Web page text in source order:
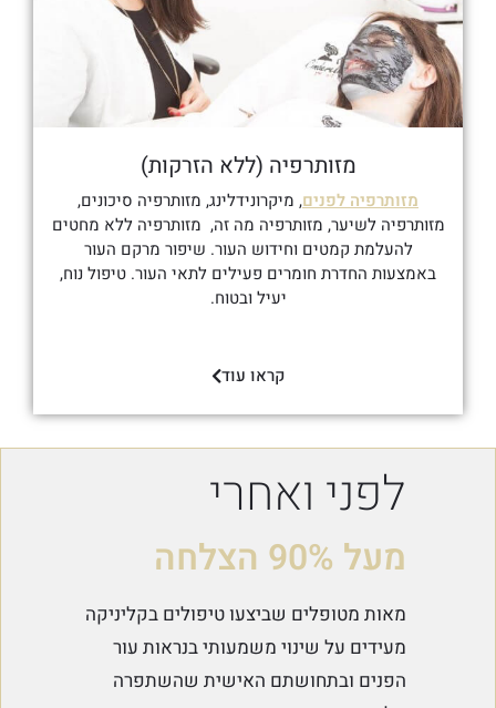
מזותרפיה (ללא הזרקות)
מזותרפיה לפנים, מיקרונידלינג, מזותרפיה סיכונים,
מזותרפיה לשיער, מזותרפיה מה זה, מזותרפיה ללא מחטים
להעלמת קמטים וחידוש העור. שיפור מרקם העור
באמצעות החדרת חומרים פעילים לתאי העור. טיפול נוח,
יעיל ובטוח.
קראו עוד
לפני ואחרי
מעל 90% הצלחה
מאות מטופלים שביצעו טיפולים בקליניקה
מעידים על שינוי משמעותי בנראות עור
הפנים ובתחושתם האישית שהשתפרה